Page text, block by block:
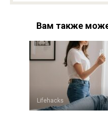
Вам также
Lifehacks